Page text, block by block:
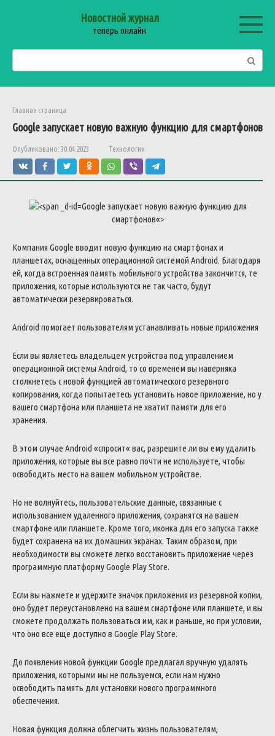
Новостной журнал
теперь онлайн
Главная страница
Google запускает новую важную функцию для смартфонов
Опубликовано: 30.04.2023 Технологии
Google запускает новую важную функцию для
смартфонов«>
Компания Google вводит новую функцию на смартфонахи
планшетах, оснащенныхоперационной системой Android. Благодаря
ей, когда встроенная память мобильного устройства закончится, те
приложения, которые используются не такчасто, будут
автоматически резервироваться.
Android помогает пользователям устанавливать новые приложения
Если вы являетесь владельцем устройства под управлением
операционной системы Android, то со временем вы наверняка
столкнетесь сновой функцией автоматического резервного
копирования, когда попытаетесь установить новое приложение, но у
вашего смартфона или планшета не хватит памяти для его
хранения.
В этом случае Android «спросит« вас, разрешите ли вы емуудалить
приложения, которые вы все равно почти не используете, чтобы
освободить место на вашем мобильном устройстве.
Но не волнуйтесь, пользовательские данные, связанные с
использованием удаленного приложения, сохранятся на вашем
смартфоне или планшете. Кроме того, иконка для его запуска также
будет сохранена на их домашнихэкранах. Таким образом, при
необходимости вы сможете легко восстановить приложение через
программную платформуGoogle PlayStore.
Если вы нажмете и удержите значокприложения из резервной копии,
оно будет переустановлено на вашем смартфоне или планшете, и вы
сможете продолжать пользоваться им, каки раньше, но при условии,
что оно все еще доступно в Google PlayStore.
До появления новой функции Google предлагал вручную удалять
приложения, которыми мы не пользуемся, если нам нужно
освободить память для установки нового программного
обеспечения.
Новая функция должна облегчить жизнь пользователям,